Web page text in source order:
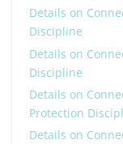
Details on
Discipline
Details on
Discipline
Details on
Protection
Details on